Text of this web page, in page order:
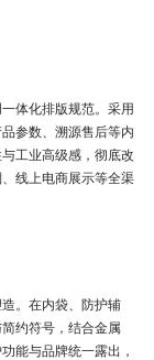
体化排版规范。采用
参数、溯源售后等内
工业高级感，彻底改
线上电商展示等全渠
。在内袋、防护辅
约符号，结合金属
能与品牌统一露出，